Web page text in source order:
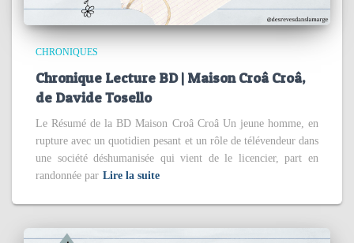
CHRONIQUES
Chronique Lecture BD | Maison Croâ Croâ,
de Davide Tosello
Le Résumé de la BD Maison Croâ Croâ Un jeune homme, en
rupture avec un quotidien pesant et un rôle de télévendeur dans
une société déshumanisée qui vient de le licencier, part en
randonnée par Lire la suite